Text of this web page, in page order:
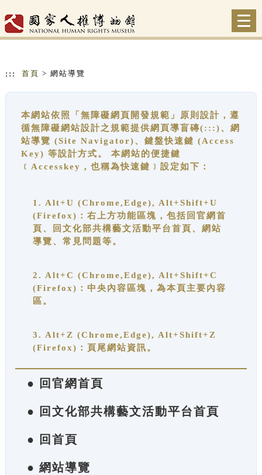
::: 首頁 > 網站導覽
本網站依照「無障礙網頁開發規範」原則設計，遵
循無障礙網站設計之規範提供網頁導盲磚(:::)、網
站導覽 (Site Navigator)、鍵盤快速鍵 (Access
Key) 等設計方式。 本網站的便捷鍵
﹝Accesskey，也稱為快速鍵﹞設定如下：
1. Alt+U (Chrome,Edge), Alt+Shift+U
(Firefox)：右上方功能區塊，包括回官網首
頁、回文化部共構藝文活動平台首頁、網站
導覽、常見問題等。
2. Alt+C (Chrome,Edge), Alt+Shift+C
(Firefox)：中央內容區塊，為本頁主要內容
區。
3. Alt+Z (Chrome,Edge), Alt+Shift+Z
(Firefox)：頁尾網站資訊。
● 回官網首頁
● 回文化部共構藝文活動平台首頁
● 回首頁
● 網站導覽